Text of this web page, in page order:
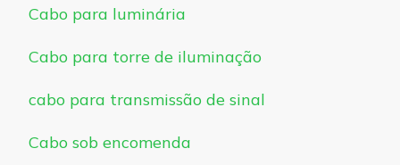
Cabo para luminária
Cabo para torre de iluminação
cabo para transmissão de sinal
Cabo sob encomenda